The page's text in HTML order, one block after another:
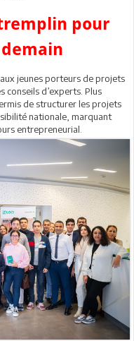
pour
jeunes porteurs de projets
conseils d’experts. Plus
de structurer les projets
nationale, marquant
entrepreneurial.